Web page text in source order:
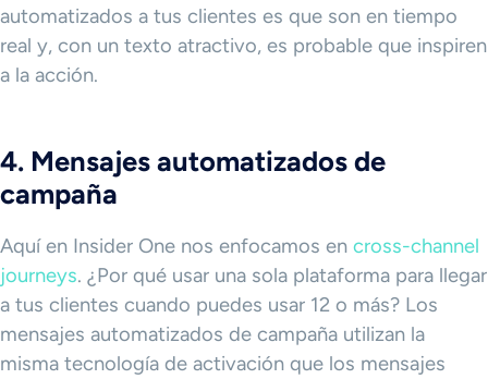
automatizados a tus clientes es que son en tiempo
real y, con un texto atractivo, es probable que inspiren
a la acción.
4. Mensajes automatizados de
campaña
Aquí en Insider One nos enfocamos en cross-channel
journeys. ¿Por qué usar una sola plataforma para llegar
a tus clientes cuando puedes usar 12 o más? Los
mensajes automatizados de campaña utilizan la
misma tecnología de activación que los mensajes